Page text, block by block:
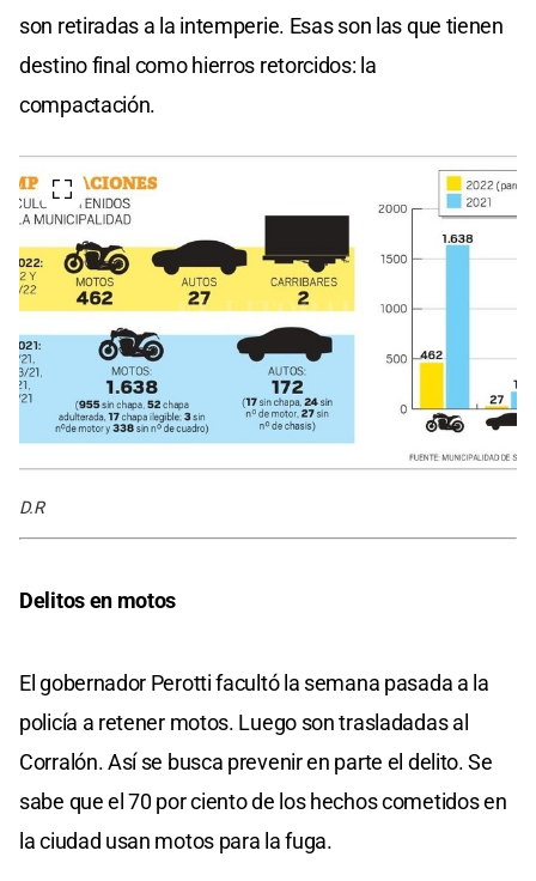
son retiradas a la intemperie. Esas son las que tienen
destino final como hierros retorcidos: la
compactación.
D.R
Delitos en motos
El gobernador Perotti facultó la semana pasada a la
policía a retener motos. Luego son trasladadas al
Corralón. Así se busca prevenir en parte el delito. Se
sabe que el 70 por ciento de los hechos cometidos en
la ciudad usan motos para la fuga.